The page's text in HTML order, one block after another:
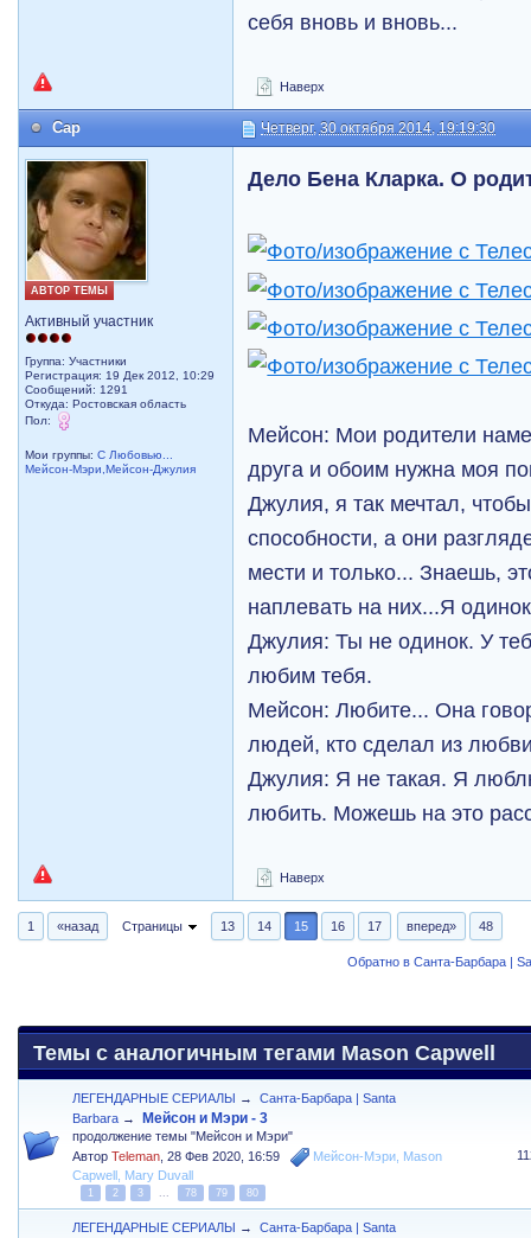
себя вновь и вновь...
Наверх
Cap Четверг, 30 октября 2014, 19:19:30
АВТОР ТЕМЫ
Активный участник
Группа: Участники
Регистрация: 19 Дек 2012, 10:29
Сообщений: 1291
Откуда: Ростовская область
Пол:
Мои группы:С Любовью...
Мейсон-Мэри,Мейсон-Джулия
Дело Бена Кларка. О
Мейсон: Мои родители
друга и обоим нужна моя
Джулия, я так мечтал,
способности, а они
мести и только... Знаешь,
наплевать на них...Я
Джулия: Ты не одинок. У
любим тебя.
Мейсон: Любите... Она
людей, кто сделал из
Джулия: Я не такая. Я
любить. Можешь на это
Наверх
1 «назад Страницы 13 14 15 16 17 вперед» 48
Обратно в Санта-Барбара |
Темы с аналогичным тегами Mason Capwell
ЛЕГЕНДАРНЫЕ СЕРИАЛЫ →
Санта-Барбара | Santa
Barbara → Мейсон и Мэри - 3
продолжение темы "Мейсон и Мэри"
АвторTeleman ,28 Фев 2020, 16:59 Мейсон-Мэри Mason
Capwell
Mary Duvall
1 2 3 ... 78 79 80
ЛЕГЕНДАРНЫЕ СЕРИАЛЫ →
Санта-Барбара | Santa